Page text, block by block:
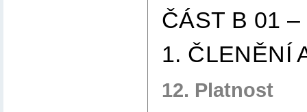
ČÁST B 01
1. ČLENĚNÍ
12. Platnost